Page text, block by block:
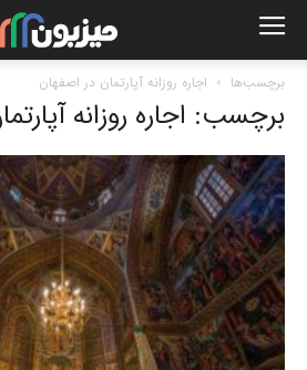
برچسب‌ها اجاره روزانه آپارتمان در اصفهان
برچسب: اجاره روزانه